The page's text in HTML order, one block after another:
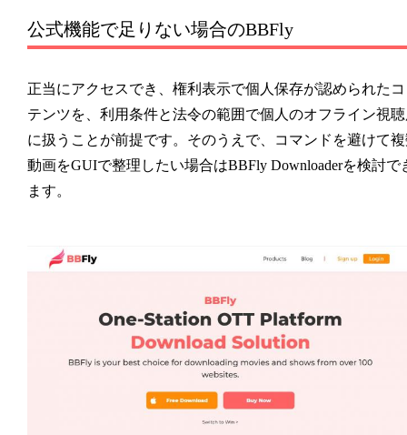
公式機能で足りない場合のBBFly
正当にアクセスでき、権利表示で個人保存が認められた
テンツを、利用条件と法令の範囲で個人のオフライン視
に扱うことが前提です。そのうえで、コマンドを避けて
動画をGUIで整理したい場合はBBFly Downloaderを検討で
ます。